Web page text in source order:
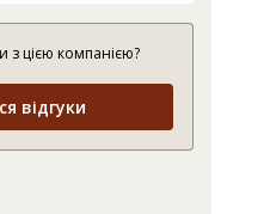
з цією компанією?
відгуки